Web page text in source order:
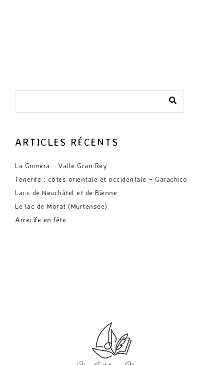
ARTICLES RÉCENTS
La Gomera – Valle Gran Rey
Tenerife : côtes orientale et occidentale – Garachico
Lacs de Neuchâtel et de Bienne
Le lac de Morat (Murtensee)
Arrecife en fête